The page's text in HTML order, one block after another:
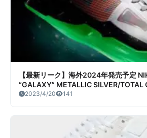
【最新リーク】海外2024年発売予定
“GALAXY” METALLIC SILVER/TOTAL
GREY リーク情報まとめ
2023/4/20 141